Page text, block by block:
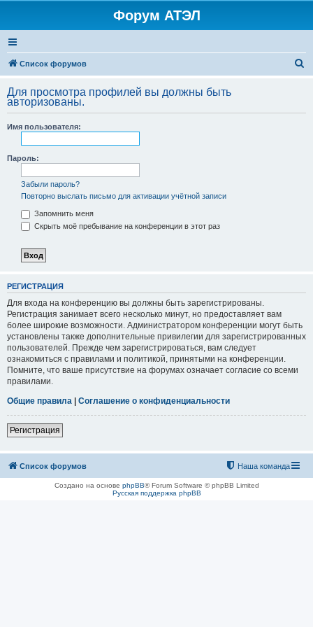
Форум АТЭЛ
Список форумов
с
Для просмотра профилей вы должны быть
авторизованы.
Имя пользователя:
Пароль:
Забыли пароль?
Повторно выслать письмо для активации учётной записи
Запомнить меня
Скрыть моё пребывание на конференции в этот раз
РЕГИСТРАЦИЯ
Для входа на конференцию вы должны быть зарегистрированы.
Регистрация занимает всего несколько минут, но предоставляет вам
более широкие возможности. Администратором конференции могут быть
установлены также дополнительные привилегии для зарегистрированных
пользователей. Прежде чем зарегистрироваться, вам следует
ознакомиться с правилами и политикой, принятыми на конференции.
Помните, что ваше присутствие на форумах означает согласие со всеми
правилами.
Общие правила | Соглашение о конфиденциальности
Регистрация
Список форумов Наша команда
Создано на основе phpBB® Forum Software © phpBB Limited
Русская поддержка phpBB